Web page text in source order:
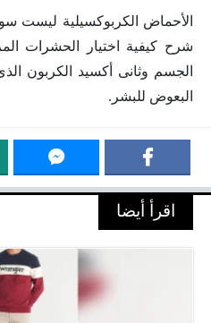
الأحماض الكربوكسيلية ليست
شرح كيفية اختيار الحشرات
الجسم وثانى أكسيد الكربون
البعوض للبشر.
اقرأ أيضا